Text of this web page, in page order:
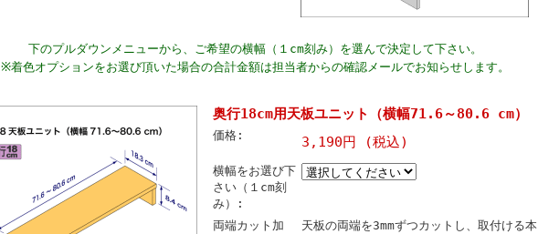
下のプルダウンメニューから、ご希望の横幅（１cm刻み）を選んで決定して下さい。
※着色オプションをお選び頂いた場合の合計金額は担当者からの確認メールでお知らせします。
奥行18cm用天板ユニット（横幅71.6～80.6 cm）
価格: 3,190円 (税込)
横幅をお選び下
さい（１cm刻
み）:
両端カット加
天板の両端を3mmずつカットし、取付ける本